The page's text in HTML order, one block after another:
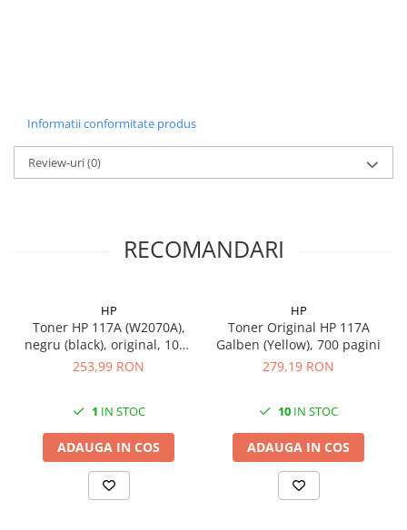
Informatii conformitate produs
Review-uri(0)
RECOMANDARI
HP
Toner HP 117A (W2070A),
negru (black), original, 1000
pagini
253,99 RON
1 IN STOC
ADAUGA IN COS
HP
Toner Original HP 117A
Galben (Yellow), 700 pagini
279,19 RON
10 IN STOC
ADAUGA IN COS